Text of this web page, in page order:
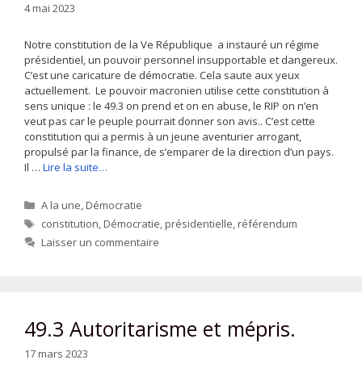
4 mai 2023
Notre constitution de la Ve République a instauré un régime
présidentiel, un pouvoir personnel insupportable et dangereux.
C’est une caricature de démocratie. Cela saute aux yeux
actuellement. Le pouvoir macronien utilise cette constitution à
sens unique : le 49.3 on prend et on en abuse, le RIP on n’en
veut pas car le peuple pourrait donner son avis.. C’est cette
constitution qui a permis à un jeune aventurier arrogant,
propulsé par la finance, de s’emparer de la direction d’un pays.
Il … Lire la suite…
Catégories
A la une,Démocratie
Étiquettes
constitution,Démocratie,présidentielle,référendum
Laisser un commentaire
49.3 Autoritarisme et mépris.
17 mars 2023